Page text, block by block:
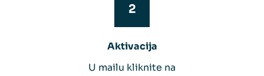
Aktivacija
U mailu kliknite na